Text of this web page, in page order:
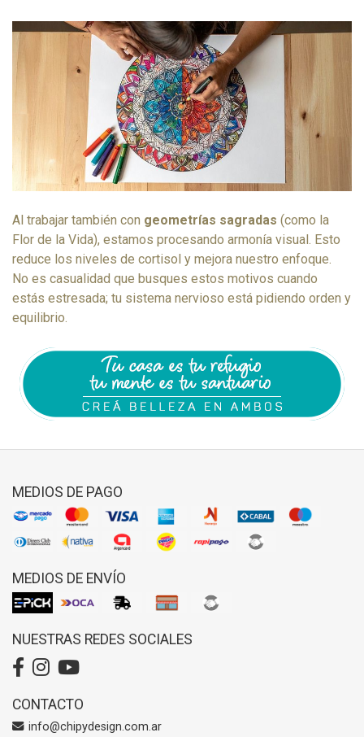
Al trabajar también con geometrías sagradas (como la
Flor de la Vida), estamos procesando armonía visual. Esto
reduce los niveles de cortisol y mejora nuestro enfoque.
No es casualidad que busques estos motivos cuando
estás estresada; tu sistema nervioso está pidiendo orden y
equilibrio.
MEDIOS DE PAGO
MEDIOS DE ENVÍO
NUESTRAS REDES SOCIALES
CONTACTO
info@chipydesign.com.ar